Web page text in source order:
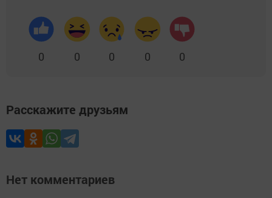
0 0 0 0 0
Расскажите друзьям
Нет комментариев